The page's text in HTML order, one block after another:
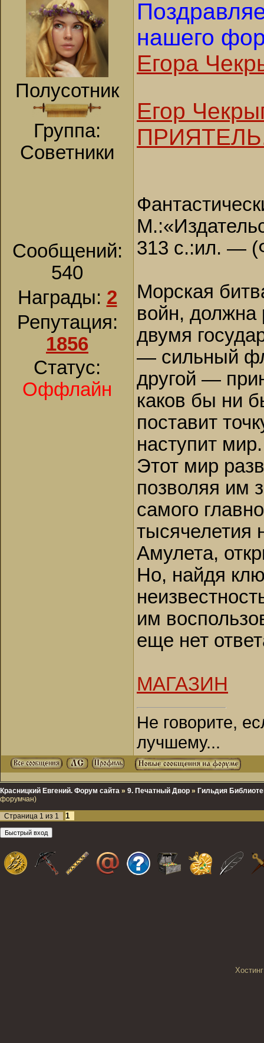
Полусотник
Группа:
Советники
Сообщений:
540
Награды: 2
Репутация:
1856
Статус:
Оффлайн
нашего
Егора
Егор
313 с.:ил. —
Морская
войн, должна
двумя
— сильный
другой —
каков бы ни
поставит
наступит мир.
Этот мир
позволяя им
самого
тысячелетия
Амулета,
Но, найдя
им
еще нет
МАГАЗИН
Не говорите,
лучшему...
Красницкий Евгений. Форум сайта » 9. Печатный Двор » Гильдия
форумчан)
Страница 1 из 1 1